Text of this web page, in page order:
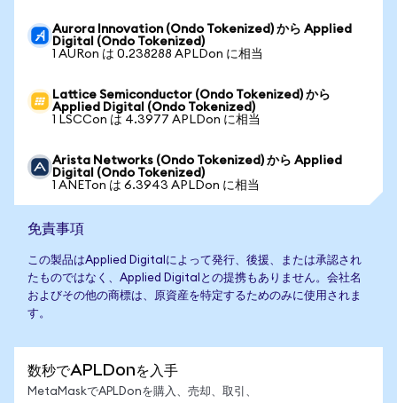
Aurora Innovation (Ondo Tokenized) から Applied
Digital (Ondo Tokenized)
1 AURon は 0.238288 APLDon に相当
Lattice Semiconductor (Ondo Tokenized) から
Applied Digital (Ondo Tokenized)
1 LSCCon は 4.3977 APLDon に相当
Arista Networks (Ondo Tokenized) から Applied
Digital (Ondo Tokenized)
1 ANETon は 6.3943 APLDon に相当
免責事項
この製品はApplied Digitalによって発行、後援、または承認され
たものではなく、Applied Digitalとの提携もありません。会社名
およびその他の商標は、原資産を特定するためのみに使用されま
す。
数秒でAPLDonを入手
MetaMaskでAPLDonを購入、売却、取引、